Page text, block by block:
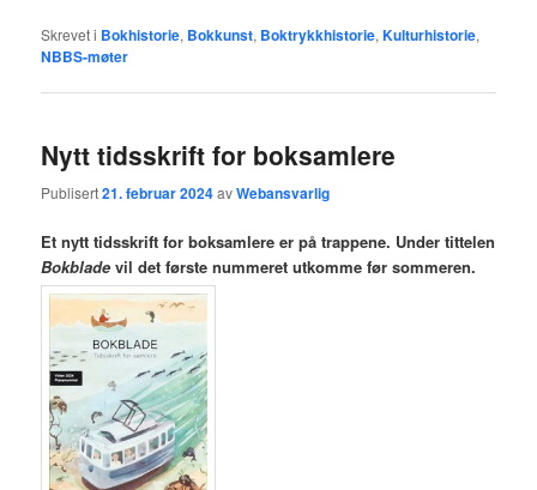
Skrevet i Bokhistorie, Bokkunst, Boktrykkhistorie,Kulturhistorie,
NBBS-møter
Nytt tidsskrift for boksamlere
Publisert21. februar 2024avWebansvarlig
Et nytt tidsskrift for boksamlere er på trappene. Under tittelen
Bokblade vil det første nummeret utkomme før sommeren.